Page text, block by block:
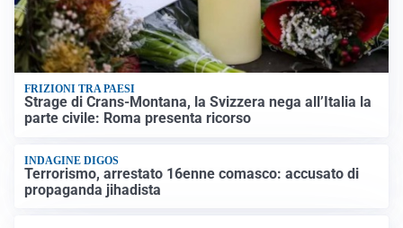
FRIZIONI TRA PAESI
Strage di Crans-Montana, la Svizzera nega all’Italia la
parte civile: Roma presenta ricorso
INDAGINE DIGOS
Terrorismo, arrestato 16enne comasco: accusato di
propaganda jihadista